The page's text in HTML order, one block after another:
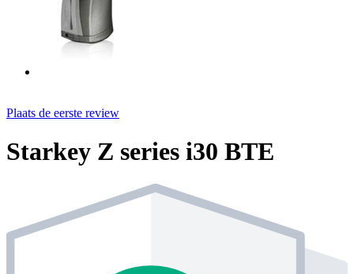
Plaats de eerste review
Starkey Z series i30 BTE